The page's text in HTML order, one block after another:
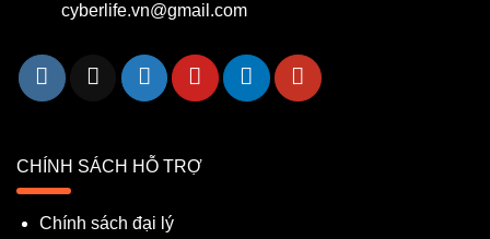
cyberlife.vn@gmail.com
CHÍNH SÁCH HỖ TRỢ
Chính sách đại lý